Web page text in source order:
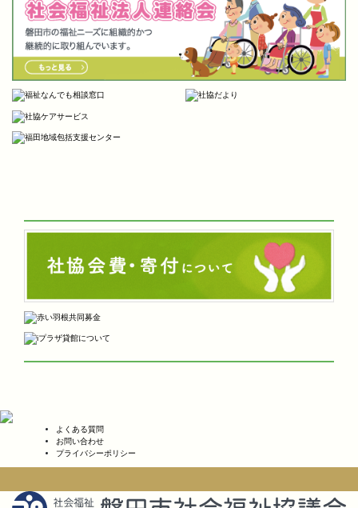
よくある質問
お問い合わせ
プライバシーポリシー